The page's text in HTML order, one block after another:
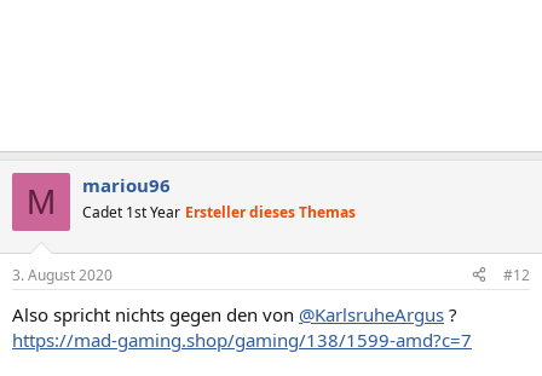
M mariou96
Cadet 1st Year Ersteller dieses Themas
3. August 2020 #12
Also spricht nichts gegen den von @KarlsruheArgus ?
https://mad-gaming.shop/gaming/138/1599-amd?c=7